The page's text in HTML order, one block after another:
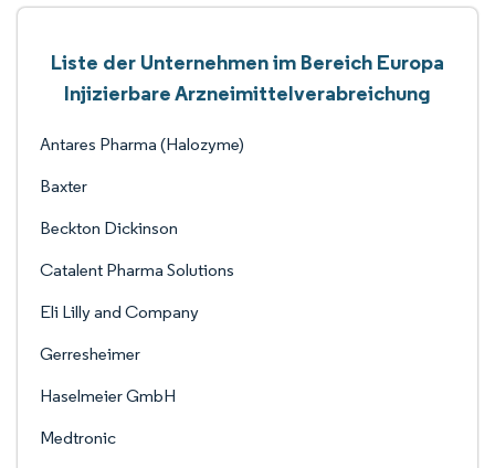
Liste der Unternehmen im Bereich Europa
Injizierbare Arzneimittelverabreichung
Antares Pharma (Halozyme)
Baxter
Beckton Dickinson
Catalent Pharma Solutions
Eli Lilly and Company
Gerresheimer
Haselmeier GmbH
Medtronic